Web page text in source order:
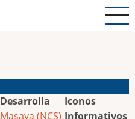
Desarrolla
Masaya (NCS)
Iconos
Informativos